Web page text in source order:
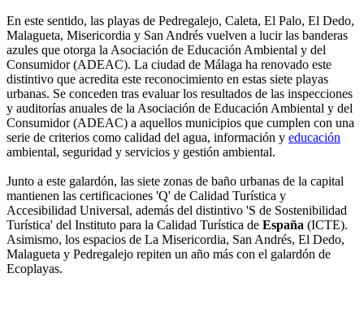
En este sentido, las playas de Pedregalejo, Caleta, El Palo, El Dedo,
Malagueta, Misericordia y San Andrés vuelven a lucir las banderas
azules que otorga la Asociación de Educación Ambiental y del
Consumidor (ADEAC). La ciudad de Málaga ha renovado este
distintivo que acredita este reconocimiento en estas siete playas
urbanas. Se conceden tras evaluar los resultados de las inspecciones
y auditorías anuales de la Asociación de Educación Ambiental y del
Consumidor (ADEAC) a aquellos municipios que cumplen con una
serie de criterios como calidad del agua, información y educación
ambiental, seguridad y servicios y gestión ambiental.
Junto a este galardón, las siete zonas de baño urbanas de la capital
mantienen las certificaciones 'Q' de Calidad Turística y
Accesibilidad Universal, además del distintivo 'S de Sostenibilidad
Turística' del Instituto para la Calidad Turística de España (ICTE).
Asimismo, los espacios de La Misericordia, San Andrés, El Dedo,
Malagueta y Pedregalejo repiten un año más con el galardón de
Ecoplayas.